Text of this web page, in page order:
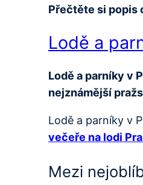
Přečtěte si popis
Lodě a
Lodě a parníky v
nejznámější
Lodě a parníky v
večeře na lodi
Mezi